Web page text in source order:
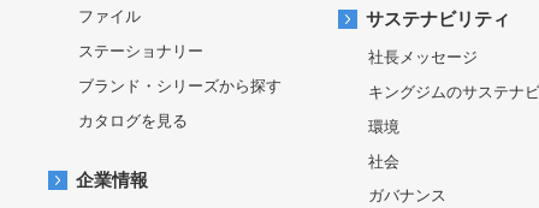
ファイル
ステーショナリー
ブランド・シリーズから探す
カタログを見る
企業情報
サステナビリティ
社長メッセージ
キングジムのサステナ
環境
社会
ガバナンス